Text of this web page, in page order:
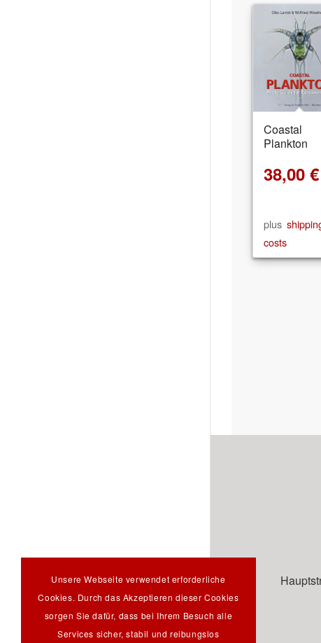
Coastal
Plankton
38,00 €
plus
costs
Unsere Webseite verwendet erforderliche
Cookies. Durch das Akzeptieren dieser Cookies
sorgen Sie dafür, dass bei Ihrem Besuch alle
Services sicher, stabil und reibungslos